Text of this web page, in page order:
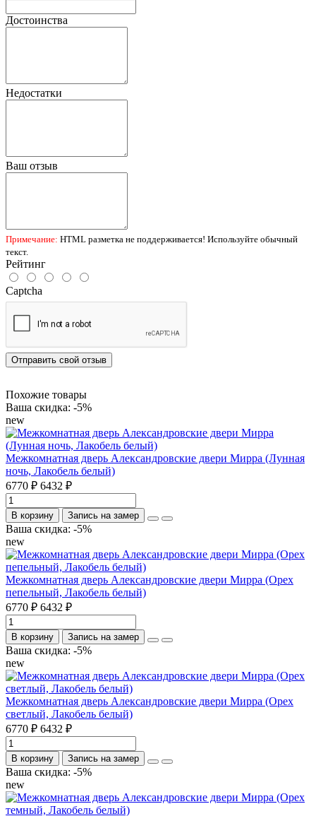
Достоинства
Недостатки
Ваш отзыв
Примечание: HTML разметка не поддерживается! Используйте обычный
текст.
Рейтинг
Captcha
Отправить свой отзыв
Похожие товары
Ваша скидка: -5%
new
Межкомнатная дверь Александровские двери Мирра (Лунная
ночь, Лакобель белый)
6770 ₽ 6432 ₽
В корзину Запись на замер
Ваша скидка: -5%
new
Межкомнатная дверь Александровские двери Мирра (Орех
пепельный, Лакобель белый)
6770 ₽ 6432 ₽
В корзину Запись на замер
Ваша скидка: -5%
new
Межкомнатная дверь Александровские двери Мирра (Орех
светлый, Лакобель белый)
6770 ₽ 6432 ₽
В корзину Запись на замер
Ваша скидка: -5%
new